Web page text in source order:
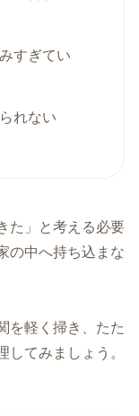
すぎてい
れない
た」と考える必要
の中へ持ち込まな
を軽く掃き、たた
してみましょう。